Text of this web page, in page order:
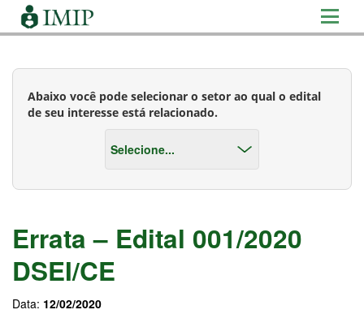
Abaixo você pode selecionar o setor ao qual o edital
de seu interesse está relacionado.
Errata – Edital 001/2020
DSEI/CE
Data: 12/02/2020